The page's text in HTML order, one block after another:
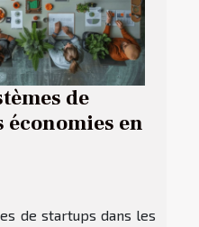
de
économies en
de startups dans les